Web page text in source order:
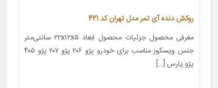
روکش دنده آی تمر مدل تهران کد 421
معرفی محصول جزئیات محصول ابعاد ۲۲x۱۲x۵ سانتی‌متر
جنس ویسکوز مناسب برای خودرو پژو ۲۰۶ پژو ۲۰۷ پژو ۴۰۵
پژو پارس […]